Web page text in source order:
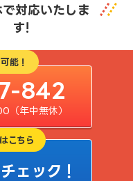
対応いたしま
す!
能！
842
年中無休）
こちら
ェック！